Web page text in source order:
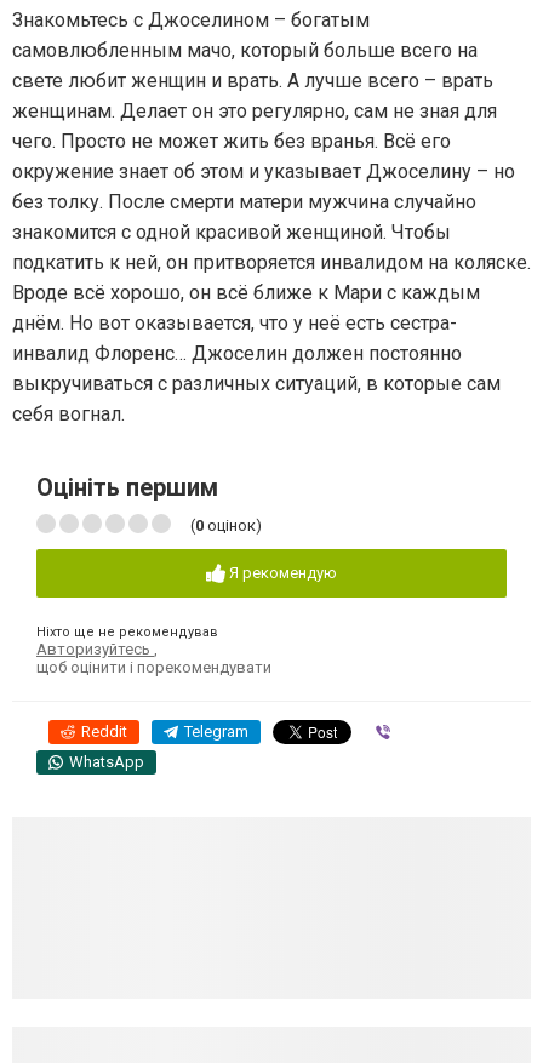
Знакомьтесь с Джоселином – богатым
самовлюбленным мачо, который больше всего на
свете любит женщин и врать. А лучше всего – врать
женщинам. Делает он это регулярно, сам не зная для
чего. Просто не может жить без вранья. Всё его
окружение знает об этом и указывает Джоселину – но
без толку. После смерти матери мужчина случайно
знакомится с одной красивой женщиной. Чтобы
подкатить к ней, он притворяется инвалидом на коляске.
Вроде всё хорошо, он всё ближе к Мари с каждым
днём. Но вот оказывается, что у неё есть сестра-
инвалид Флоренс… Джоселин должен постоянно
выкручиваться с различных ситуаций, в которые сам
себя вогнал.
Оцініть першим
(0 оцінок)
Я рекомендую
Ніхто ще не рекомендував
Авторизуйтесь ,
щоб оцінити і порекомендувати
Reddit Telegram
WhatsApp